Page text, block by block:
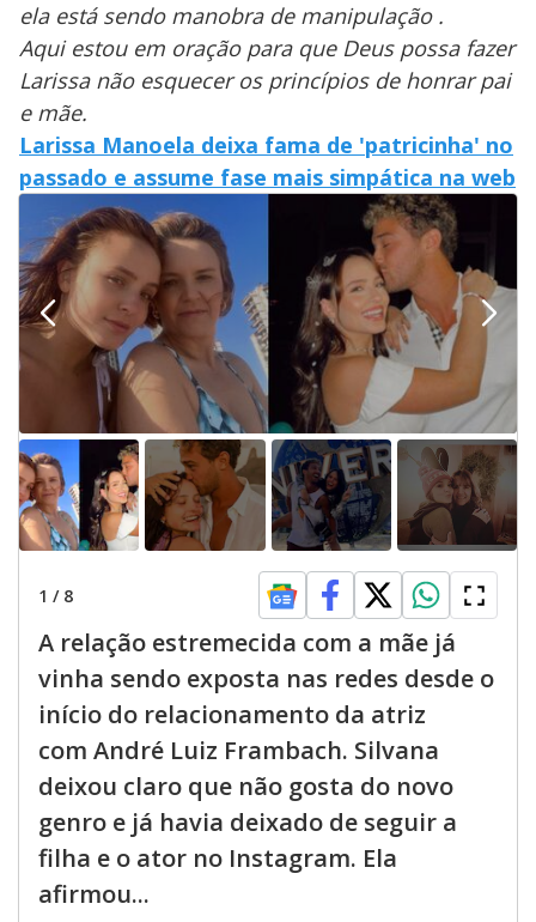
ela está sendo manobra de manipulação .
Aqui estou em oração para que Deus possa fazer
Larissa não esquecer os princípios de honrar pai
e mãe.
Larissa Manoela deixa fama de 'patricinha' no
passado e assume fase mais simpática na web
1 / 8
A relação estremecida com a mãe já
vinha sendo exposta nas redes desde o
início do relacionamento da atriz
com André Luiz Frambach. Silvana
deixou claro que não gosta do novo
genro e já havia deixado de seguir a
filha e o ator no Instagram. Ela
afirmou...